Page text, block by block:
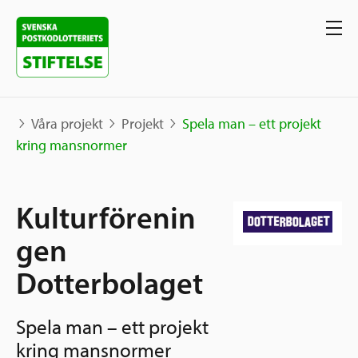
Projekt
Berättelser
Sverige och övriga världen
Grannskapsinitiativet
Utlysningar
Samhällsentreprenörskap
Sök stöd
Ansök
Våra projekt Projekt
Spela man – ett projekt
kring mansnormer
Kulturförenin
gen
Dotterbolaget
Spela man – ett projekt
kring mansnormer